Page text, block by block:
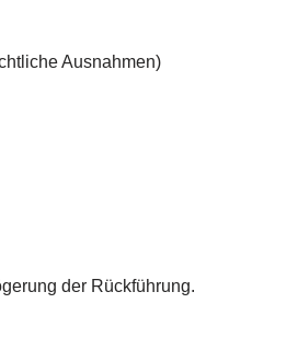
Ausnahmen)
der Rückführung.